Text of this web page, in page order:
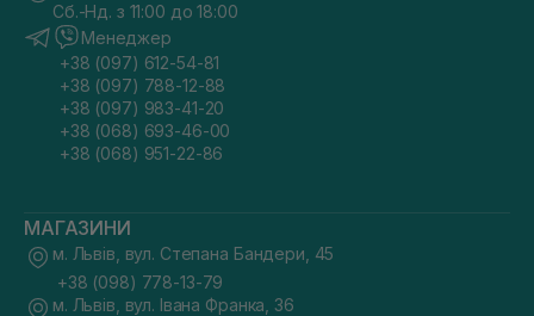
Сб.-Нд. з 11:00 до 18:00
Менеджер
+38 (097) 612-54-81
+38 (097) 788-12-88
+38 (097) 983-41-20
+38 (068) 693-46-00
+38 (068) 951-22-86
МАГАЗИНИ
м. Львів, вул. Степана Бандери, 45
+38 (098) 778-13-79
м. Львів, вул. Івана Франка, 36